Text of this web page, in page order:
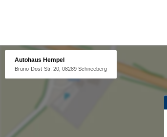
Autohaus Hempel
Bruno-Dost-Str. 20, 08289 Schneeberg